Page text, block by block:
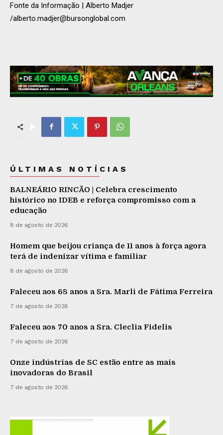
Fonte da Informação | Alberto Madjer
/alberto.madjer@bursonglobal.com
ÚLTIMAS NOTÍCIAS
BALNEÁRIO RINCÃO | Celebra crescimento
histórico no IDEB e reforça compromisso com a
educação
8 de agosto de 2026
Homem que beijou criança de 11 anos à força agora
terá de indenizar vítima e familiar
8 de agosto de 2026
Faleceu aos 68 anos a Sra. Marli de Fátima Ferreira
7 de agosto de 2026
Faleceu aos 70 anos a Sra. Cleclia Fidelis
7 de agosto de 2026
Onze indústrias de SC estão entre as mais
inovadoras do Brasil
7 de agosto de 2026